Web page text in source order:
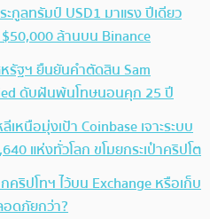
กูลทรัมป์ USD1 มาแรง ปีเดียว
ล้านบน Binance
ฐฯ ยืนยันคำตัดสิน Sam
ดับฝันพ้นโทษนอนคุก 25 ปี
เหนือมุ่งเป้า Coinbase เจาะระบบ
แห่งทั่วโลก ขโมยกระเป๋าคริปโต
คริปโทฯ ไว้บน Exchange หรือเก็บ
อดภัยกว่า?